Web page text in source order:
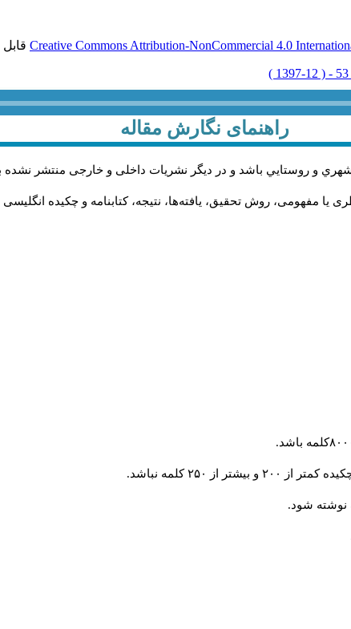
Creative Commons Attribution-NonCommercial 4.0
راهنمای نگارش مقاله
و روستايي باشد و در دیگر نشریات داخلی و خارجی منتشر نشده
مفهومی، روش تحقیق، یافته‌ها، نتیجه، کتابنامه و چکیده انگلیسی
۲۵۰ کلمه نباشد.